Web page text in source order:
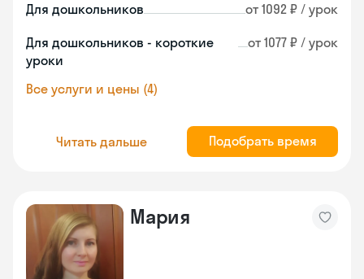
Для дошкольников от 1092 ₽ / урок
Для дошкольников - короткие
уроки
от 1077 ₽ / урок
Все услуги и цены (4)
Читать дальше Подобрать время
Мария